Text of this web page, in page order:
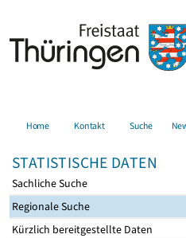
Home Kontakt Suche
STATISTISCHE DATEN
Sachliche Suche
Regionale Suche
Kürzlich bereitgestellte Daten